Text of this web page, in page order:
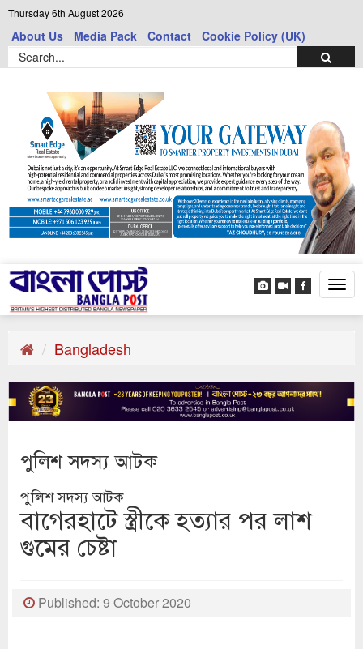
Thursday 6th August 2026
About Us Media Pack Contact Cookie Policy (UK)
Bangladesh
পুলিশ সদস্য আটক
পুলিশ সদস্য আটক
বাগেরহাটে স্ত্রীকে হত্যার পর লাশ
গুমের চেষ্টা
Published: 9 October 2020